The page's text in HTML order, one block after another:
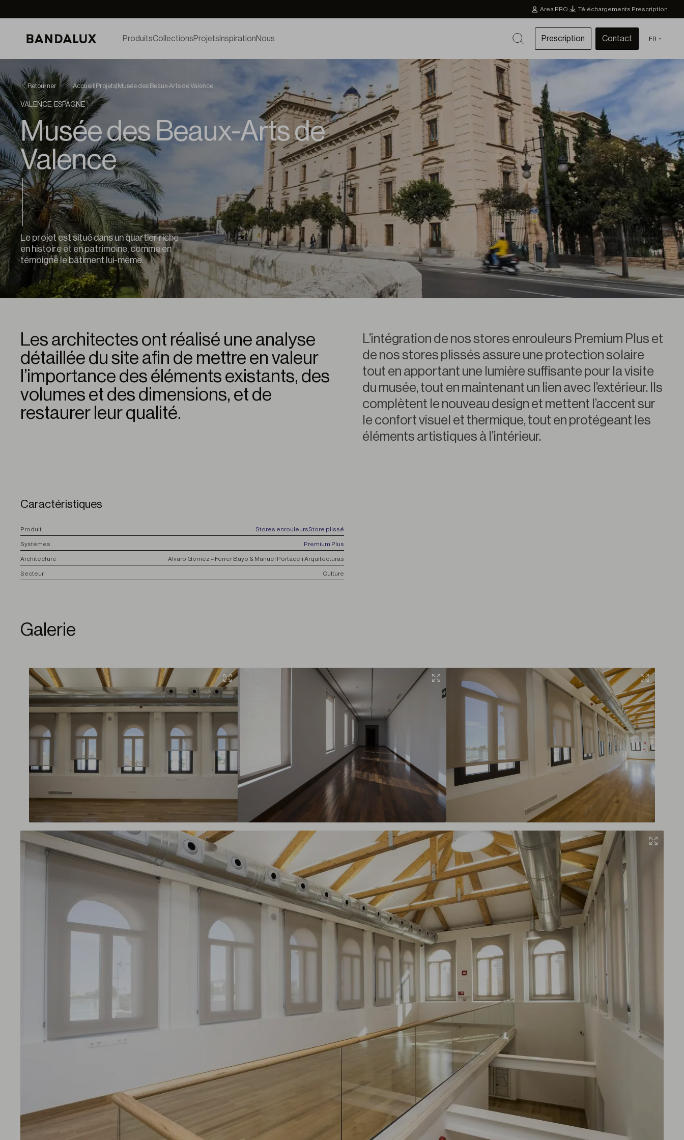
Area PRO Téléchargements Prescription
ProduitsCollectionsProjets InspirationNous Prescription Contact FR
Retourner Accueil Projets Musée des Beaux-Arts de Valence
VALENCE, ESPAGNE
Musée des Beaux-Arts de
Valence
Le projet est situé dans un quartier riche
en histoire et en patrimoine, comme en
témoigne le bâtiment lui-même.
Les architectes ont réalisé une analyse
détaillée du site afin de mettre en valeur
l’importance des éléments existants, des
volumes et des dimensions, et de
restaurer leur qualité.
L’intégration de nos stores enrouleurs Premium Plus et
de nos stores plissés assure une protection solaire
tout en apportant une lumière suffisante pour la visite
du musée, tout en maintenant un lien avec l’extérieur. Ils
complètent le nouveau design et mettent l’accent sur
le confort visuel et thermique, tout en protégeant les
éléments artistiques à l’intérieur.
Caractéristiques
Produit Stores enrouleursStore plissé
Systèmes Premium Plus
Architecture Álvaro Gómez – Ferrer Bayo & Manuel Portaceli Arquitecturas
Secteur Culture
Galerie